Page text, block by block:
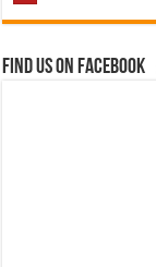
Find us on Facebook